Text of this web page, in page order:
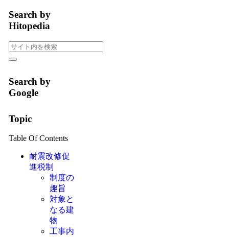
Search by
Hitopedia
Search by
Google
Topic
Table Of Contents
耐震改修促
進税制
制度の
趣旨
対象と
なる建
物
工事内